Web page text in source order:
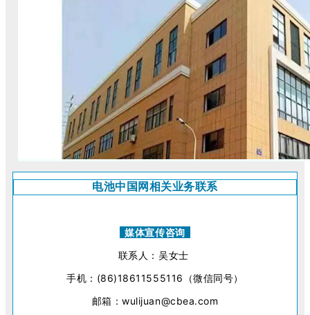
电池中国网相关业务联系
媒体宣传咨询
联系人：吴女士
手机：(86)18611555116（微信同号）
邮箱：wulijuan@cbea.com